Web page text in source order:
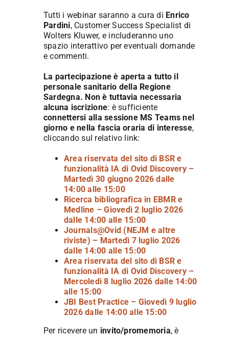
Tutti i webinar saranno a cura di Enrico
Pardini, Customer Success Specialist di
Wolters Kluwer, e includeranno uno
spazio interattivo per eventuali domande
e commenti.
La partecipazione è aperta a tutto il
personale sanitario della Regione
Sardegna. Non è tuttavia necessaria
alcuna iscrizione: è sufficiente
connettersi alla sessione MS Teams nel
giorno e nella fascia oraria di interesse,
cliccando sul relativo link:
Area riservata del sito di BSR e
funzionalità IA di Ovid Discovery –
Martedì 30 giugno 2026 dalle
14:00 alle 15:00
Ricerca bibliografica in EBMR e
Medline – Giovedì 2 luglio 2026
dalle 14:00 alle 15:00
Journals@Ovid (NEJM e altre
riviste) – Martedì 7 luglio 2026
dalle 14:00 alle 15:00
Area riservata del sito di BSR e
funzionalità IA di Ovid Discovery –
Mercoledì 8 luglio 2026 dalle 14:00
alle 15:00
JBI Best Practice – Giovedì 9 luglio
2026 dalle 14:00 alle 15:00
Per ricevere un invito/promemoria, è